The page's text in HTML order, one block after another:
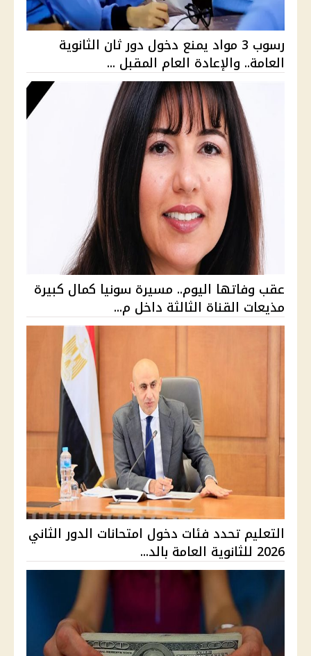
رسوب 3 مواد يمنع دخول دور ثان الثانوية
العامة.. والإعادة العام المقبل ...
عقب وفاتها اليوم.. مسيرة سونيا كمال كبيرة
مذيعات القناة الثالثة داخل م...
التعليم تحدد فئات دخول امتحانات الدور الثاني
2026 للثانوية العامة بالد...